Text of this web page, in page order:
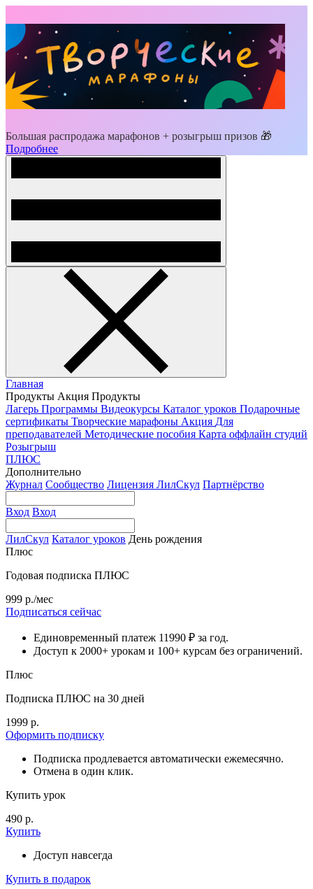
Большая распродажа марафонов + розыгрыш призов 🎁
Подробнее
Главная
Продукты Акция Продукты
Лагерь Программы Видеокурсы Каталог уроков Подарочные
сертификаты Творческие марафоны Акция Для
преподавателей Методические пособия Карта оффлайн студий
Розыгрыш
ПЛЮС
Дополнительно
Журнал Сообщество Лицензия ЛилСкул Партнёрство
Вход Вход
ЛилСкул Каталог уроков День рождения
Плюс
Годовая подписка ПЛЮС
999 р./мес
Подписаться сейчас
Единовременный платеж 11990 ₽ за год.
Доступ к 2000+ урокам и 100+ курсам без ограничений.
Плюс
Подписка ПЛЮС на 30 дней
1999 р.
Оформить подписку
Подписка продлевается автоматически ежемесячно.
Отмена в один клик.
Купить урок
490 р.
Купить
Доступ навсегда
Купить в подарок